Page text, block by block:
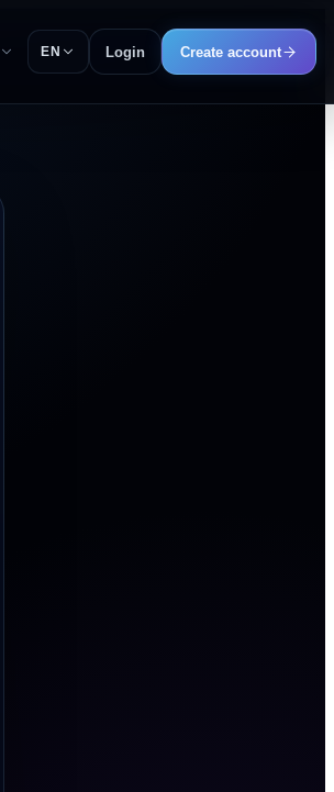
EN Login Create account